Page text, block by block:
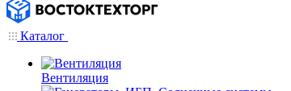
Каталог
Вентиляция